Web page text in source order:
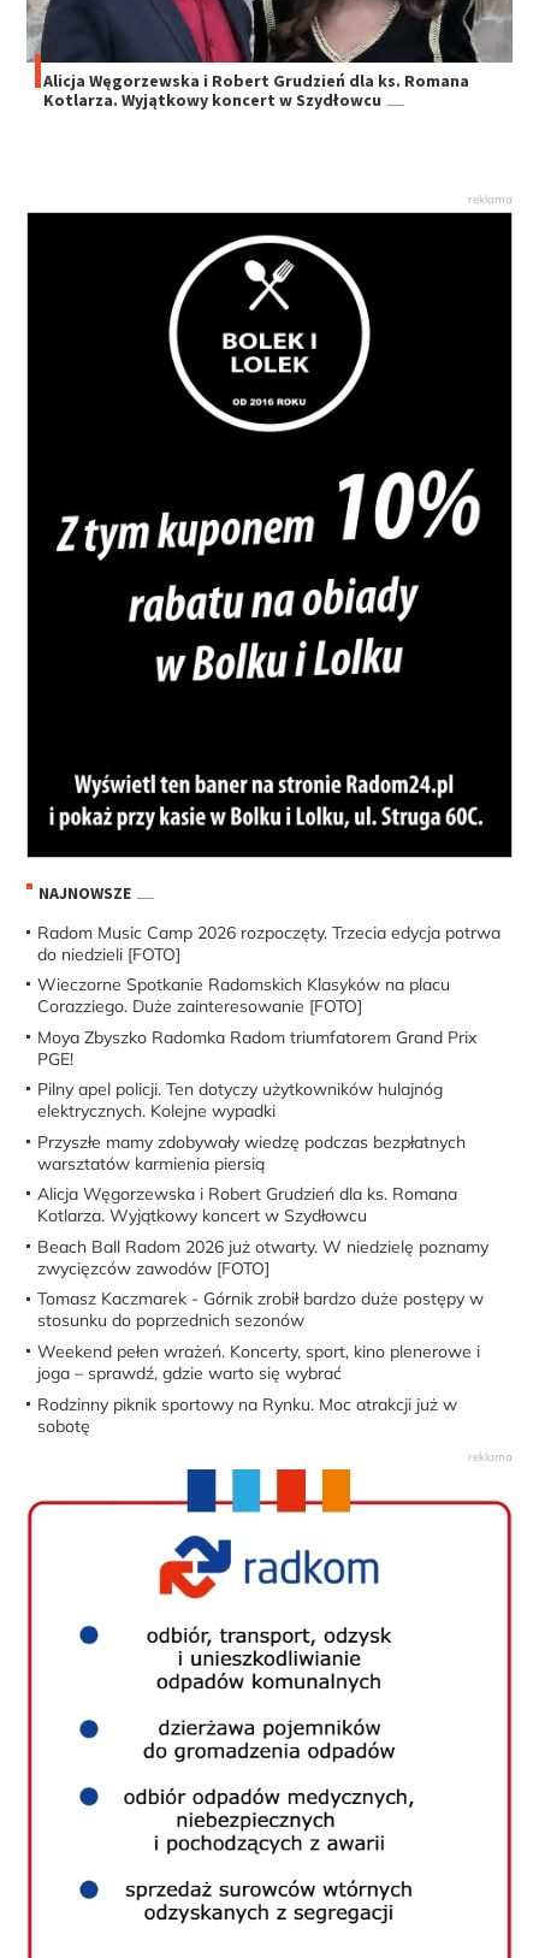
Alicja Węgorzewska i Robert Grudzień dla ks. Romana
Kotlarza. Wyjątkowy koncert w Szydłowcu
NAJNOWSZE
Radom Music Camp 2026 rozpoczęty. Trzecia edycja potrwa
do niedzieli [FOTO]
Wieczorne Spotkanie Radomskich Klasyków na placu
Corazziego. Duże zainteresowanie [FOTO]
Moya Zbyszko Radomka Radom triumfatorem Grand Prix
PGE!
Pilny apel policji. Ten dotyczy użytkowników hulajnóg
elektrycznych. Kolejne wypadki
Przyszłe mamy zdobywały wiedzę podczas bezpłatnych
warsztatów karmienia piersią
Alicja Węgorzewska i Robert Grudzień dla ks. Romana
Kotlarza. Wyjątkowy koncert w Szydłowcu
Beach Ball Radom 2026 już otwarty. W niedzielę poznamy
zwycięzców zawodów [FOTO]
Tomasz Kaczmarek - Górnik zrobił bardzo duże postępy w
stosunku do poprzednich sezonów
Weekend pełen wrażeń. Koncerty, sport, kino plenerowe i
joga – sprawdź, gdzie warto się wybrać
Rodzinny piknik sportowy na Rynku. Moc atrakcji już w
sobotę